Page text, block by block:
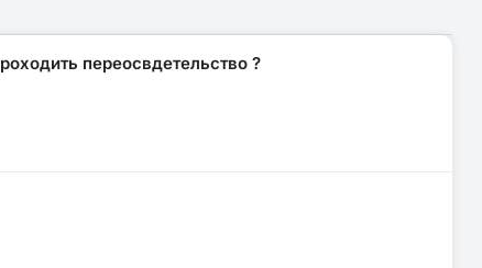
переосвдетельство ?